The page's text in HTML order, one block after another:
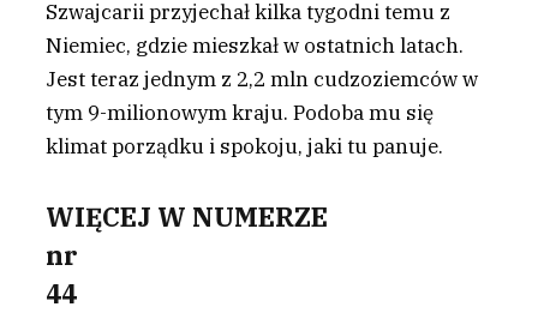
Szwajcarii przyjechał kilka tygodni temu z
Niemiec, gdzie mieszkał w ostatnich latach.
Jest teraz jednym z 2,2 mln cudzoziemców w
tym 9-milionowym kraju. Podoba mu się
klimat porządku i spokoju, jaki tu panuje.
WIĘCEJ W NUMERZE
nr
44